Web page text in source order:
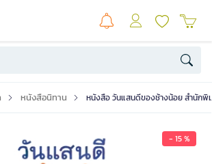
หนังสือนิทาน หนังสือ วันแสนดีของช้างน้อย สำนัก
- 15 %